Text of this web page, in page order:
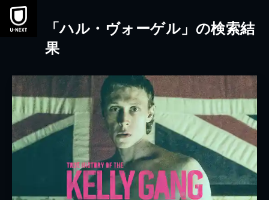
本文へスキップ
「ハル・ヴォーゲル」の検索結
果